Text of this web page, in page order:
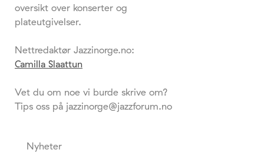
oversikt over konserter og
plateutgivelser.
Nettredaktør Jazzinorge.no:
Camilla Slaattun
Vet du om noe vi burde skrive om?
Tips oss på jazzinorge@jazzforum.no
Nyheter